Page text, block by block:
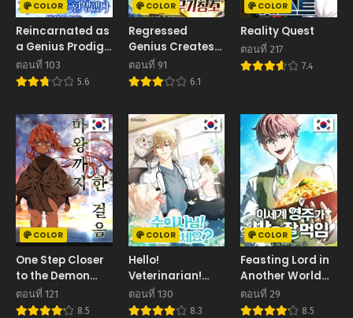
COLOR
Reincarnated as
a Genius Prodigy
of a Prestigious
Family เด็กกำพร้า
ขุนนางซะงั้น
ตอนที่ 103
5.6
COLOR
Regressed
Genius Creates
Mythic Items
การกลับมาของ
ตอนที่ 91
6.1
COLOR
Reality Quest
ตอนที่ 217
7.4
COLOR
One Step Closer
to the Demon
King หนึ่งก้าวสู่เจ้า
มาร
ตอนที่ 121
8.5
COLOR
Hello!
Veterinarian!
สวัสดีงับ คุณ
สัตวแพทย์
ตอนที่ 130
8.3
COLOR
Feasting Lord in
Another World
เจ้าเมืองต่างโลกดูแล
อย่างดี
ตอนที่ 29
8.5